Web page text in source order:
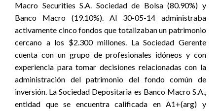
Macro Securities S.A. Sociedad de Bolsa (80.90%) y
Banco Macro (19.10%). Al 30-05-14 administraba
activamente cinco fondos que totalizaban un patrimonio
cercano a los $2.300 millones. La Sociedad Gerente
cuenta con un grupo de profesionales idóneos y con
experiencia para tomar decisiones relacionadas con la
administración del patrimonio del fondo común de
inversión. La Sociedad Depositaria es Banco Macro S.A.,
entidad que se encuentra calificada en A1+(arg) y